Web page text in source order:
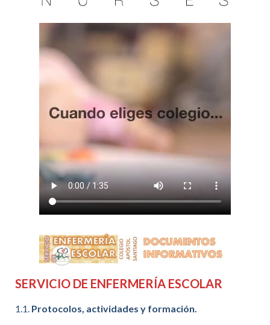
SERVICIO DE ENFERMERÍA ESCOLAR
1.1. Protocolos, actividades y formación.